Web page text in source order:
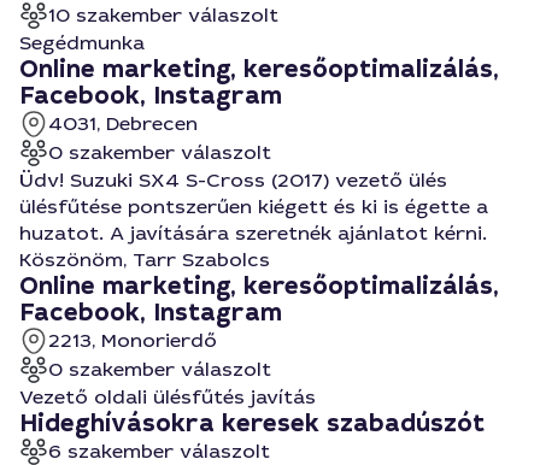
10 szakember válaszolt
Segédmunka
Online marketing, keresőoptimalizálás,
Facebook, Instagram
4031, Debrecen
0 szakember válaszolt
Üdv! Suzuki SX4 S-Cross (2017) vezető ülés
ülésfűtése pontszerűen kiégett és ki is égette a
huzatot. A javítására szeretnék ajánlatot kérni.
Köszönöm, Tarr Szabolcs
Online marketing, keresőoptimalizálás,
Facebook, Instagram
2213, Monorierdő
0 szakember válaszolt
Vezető oldali ülésfűtés javítás
Hideghívásokra keresek szabadúszót
6 szakember válaszolt